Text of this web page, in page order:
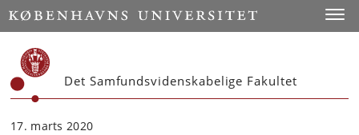
Start
Det Samfundsvidenskabelige Fakultet
17. marts 2020